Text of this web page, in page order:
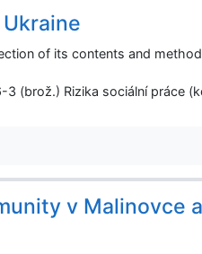
of its contents and
(brož.) Rizika sociální práce
v Malinovce